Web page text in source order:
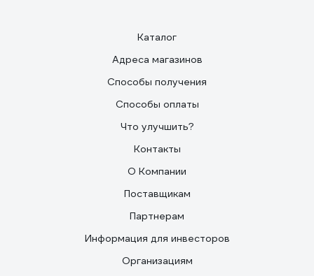
Каталог
Адреса магазинов
Способы получения
Способы оплаты
Что улучшить?
Контакты
О Компании
Поставщикам
Партнерам
Информация для инвесторов
Организациям